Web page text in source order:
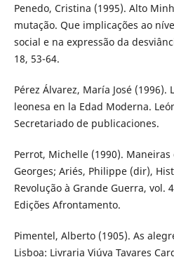
Penedo, Cristina (1995). Alto
mutação. Que implicações ao
social e na expressão da
18, 53-64.
Pérez Álvarez, María José
leonesa en la Edad Moderna.
Secretariado de publicaciones.
Perrot, Michelle (1990).
Georges; Ariés, Philippe (dir),
Revolução à Grande Guerra, vol.
Edições Afrontamento.
Pimentel, Alberto (1905). As
Lisboa: Livraria Viúva Tavares